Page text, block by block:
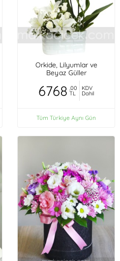
Orkide, Lilyumlar ve
Beyaz Güller
6768 ,00
TL
KDV
Dahil
Tüm Türkiye Aynı Gün